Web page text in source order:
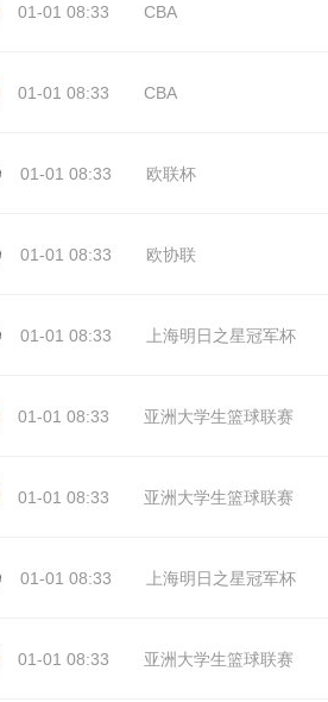
01-01 08:33 CBA
01-01 08:33 CBA
01-01 08:33 欧联杯
01-01 08:33 欧协联
01-01 08:33 上海明日之星冠军杯
01-01 08:33 亚洲大学生篮球联赛
01-01 08:33 亚洲大学生篮球联赛
01-01 08:33 上海明日之星冠军杯
01-01 08:33 亚洲大学生篮球联赛